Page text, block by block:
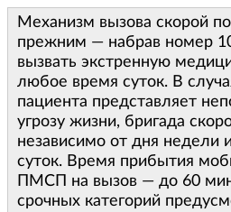
Механизм вызова скорой
прежним — набрав номер
вызвать экстренную
любое время суток. В
пациента представляет
угрозу жизни, бригада
независимо от дня недели
суток. Время прибытия
ПМСП на вызов — до 60
срочных категорий